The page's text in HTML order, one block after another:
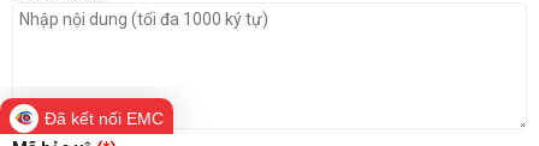
Đã kết nối EMC